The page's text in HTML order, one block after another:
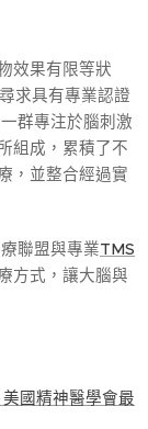
效果有限等狀
求具有專業認證
群專注於腦刺激
組成，累積了不
，並整合經過實
聯盟與專業TMS
方式，讓大腦與
國精神醫學會最